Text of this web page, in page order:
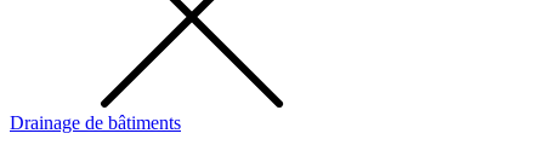
Drainage de bâtiments